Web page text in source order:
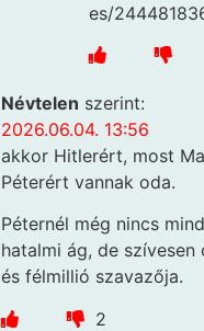
es/
Névtelen szerint:
2026.06.04. 13:56
akkor Hitlerért, most
Péterért vannak oda.
Péternél még nincs
hatalmi ág, de szívesen
és félmillió szavazőja.
2